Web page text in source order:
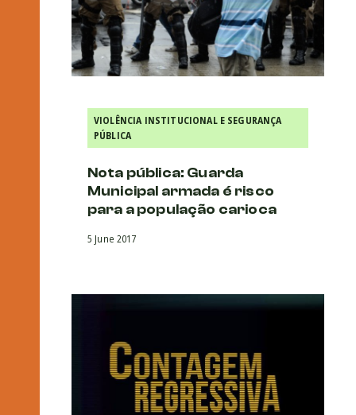
VIOLÊNCIA INSTITUCIONAL E SEGURANÇA
PÚBLICA
Nota pública: Guarda
Municipal armada é risco
para a população carioca
5 June 2017